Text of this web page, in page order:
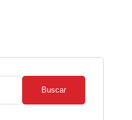
Buscar